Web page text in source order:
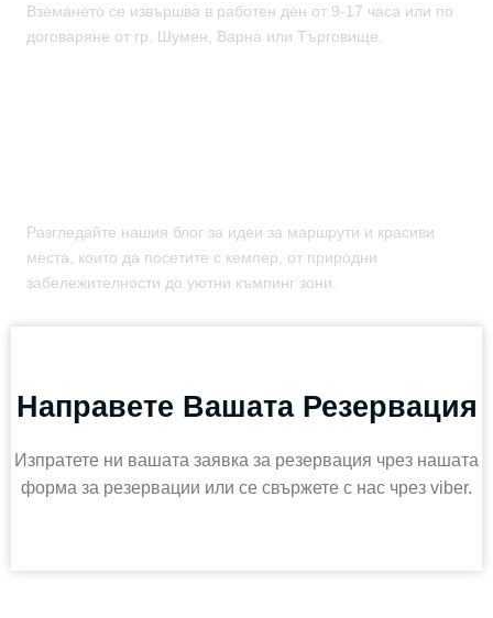
Направете Вашата Резервация
Изпратете ни вашата заявка за резервация чрез нашата
форма за резервации или се свържете с нас чрез viber.
Вземането се извършва в работен ден от 9-17 часа или по
договаряне от гр. Шумен, Варна или Търговище.
Разгледайте нашия блог за идеи за маршрути и красиви
места, които да посетите с кемпер, от природни
забележителности до уютни къмпинг зони.